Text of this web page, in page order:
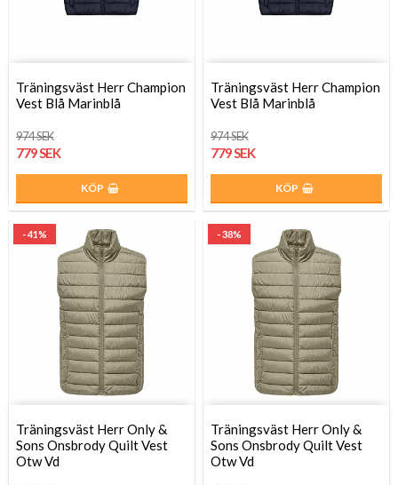
Träningsväst Herr Champion
Vest Blå Marinblå
974 SEK
779 SEK
KÖP
Träningsväst Herr Champion
Vest Blå Marinblå
974 SEK
779 SEK
KÖP
- 41%
Träningsväst Herr Only &
Sons Onsbrody Quilt Vest
Otw Vd
- 38%
Träningsväst Herr Only &
Sons Onsbrody Quilt Vest
Otw Vd